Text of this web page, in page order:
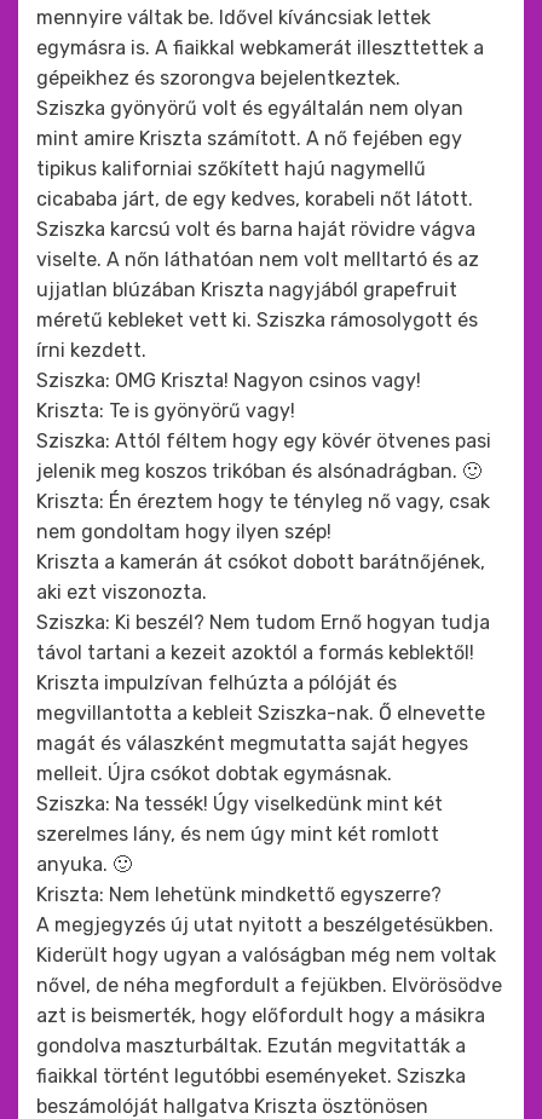
mennyire váltak be. Idővel kíváncsiak lettek
egymásra is. A fiaikkal webkamerát illeszttettek a
gépeikhez és szorongva bejelentkeztek.
Sziszka gyönyörű volt és egyáltalán nem olyan
mint amire Kriszta számított. A nő fejében egy
tipikus kaliforniai szőkített hajú nagymellű
cicababa járt, de egy kedves, korabeli nőt látott.
Sziszka karcsú volt és barna haját rövidre vágva
viselte. A nőn láthatóan nem volt melltartó és az
ujjatlan blúzában Kriszta nagyjából grapefruit
méretű kebleket vett ki. Sziszka rámosolygott és
írni kezdett.
Sziszka: OMG Kriszta! Nagyon csinos vagy!
Kriszta: Te is gyönyörű vagy!
Sziszka: Attól féltem hogy egy kövér ötvenes pasi
jelenik meg koszos trikóban és alsónadrágban. 🙂
Kriszta: Én éreztem hogy te tényleg nő vagy, csak
nem gondoltam hogy ilyen szép!
Kriszta a kamerán át csókot dobott barátnőjének,
aki ezt viszonozta.
Sziszka: Ki beszél? Nem tudom Ernő hogyan tudja
távol tartani a kezeit azoktól a formás keblektől!
Kriszta impulzívan felhúzta a pólóját és
megvillantotta a kebleit Sziszka-nak. Ő elnevette
magát és válaszként megmutatta saját hegyes
melleit. Újra csókot dobtak egymásnak.
Sziszka: Na tessék! Úgy viselkedünk mint két
szerelmes lány, és nem úgy mint két romlott
anyuka. 🙂
Kriszta: Nem lehetünk mindkettő egyszerre?
A megjegyzés új utat nyitott a beszélgetésükben.
Kiderült hogy ugyan a valóságban még nem voltak
nővel, de néha megfordult a fejükben. Elvörösödve
azt is beismerték, hogy előfordult hogy a másikra
gondolva maszturbáltak. Ezután megvitatták a
fiaikkal történt legutóbbi eseményeket. Sziszka
beszámolóját hallgatva Kriszta ösztönösen